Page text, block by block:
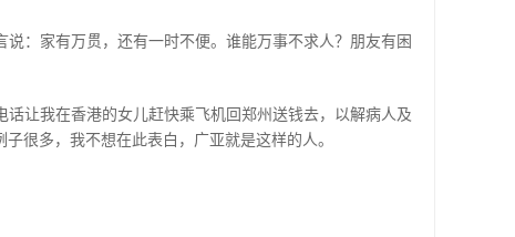
：家有万贯，还有一时不便。谁能万事不求人？朋友有困
让我在香港的女儿赶快乘飞机回郑州送钱去，以解病人及
很多，我不想在此表白，广亚就是这样的人。